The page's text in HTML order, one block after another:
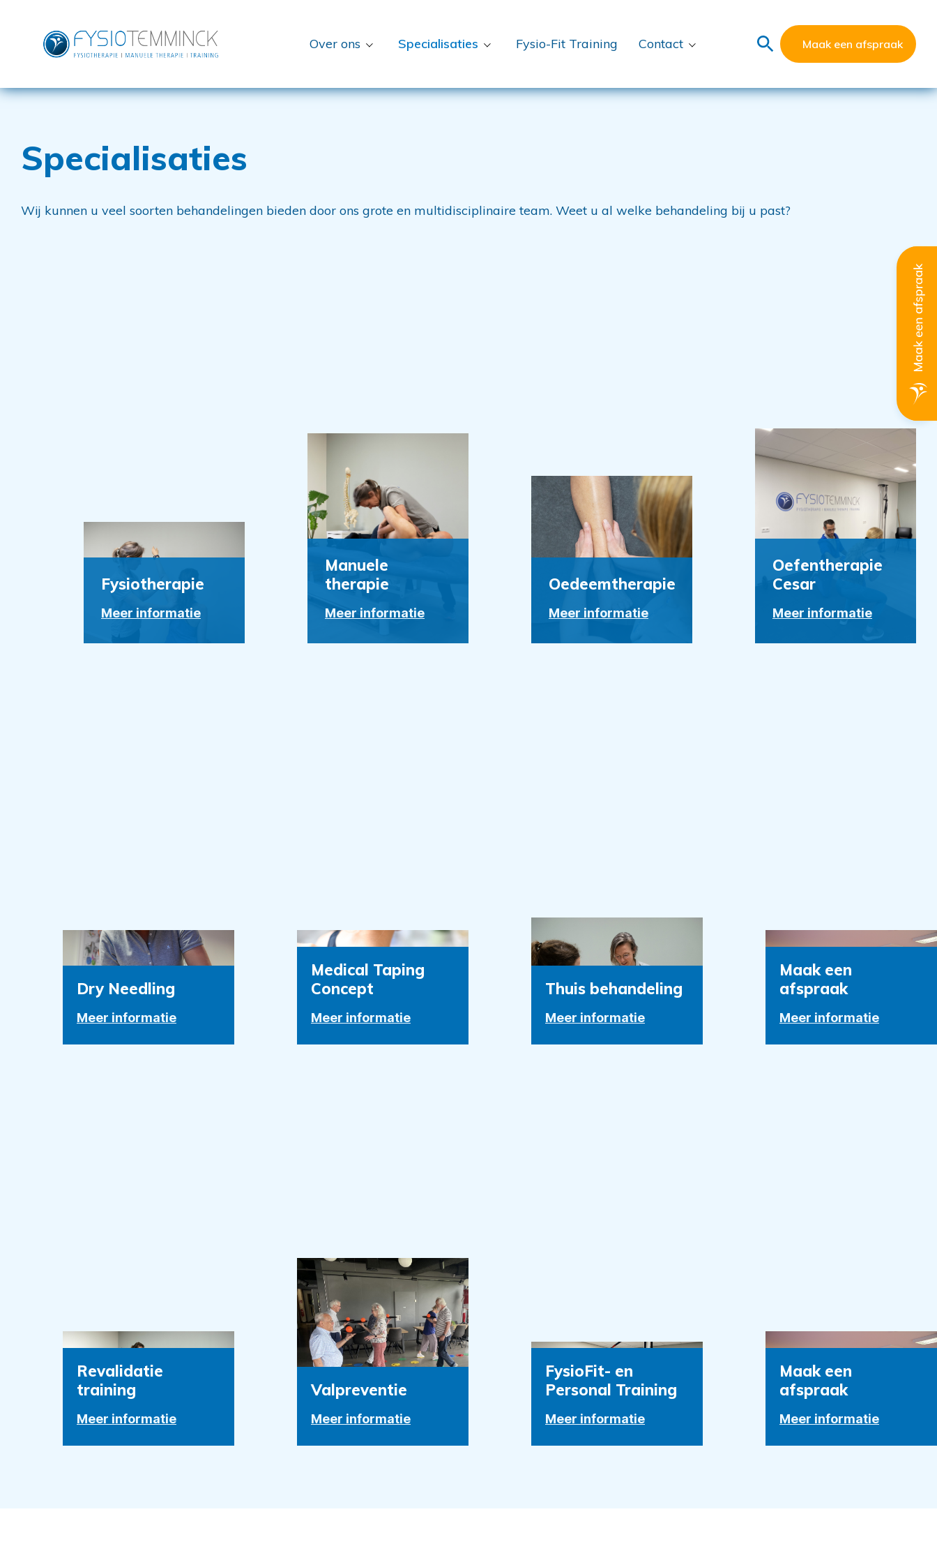
Over ons Specialisaties Fysio-Fit Training Contact Maak een afspraak
Specialisaties
Wij kunnen u veel soorten behandelingen bieden door ons grote en multidisciplinaire team. Weet u al welke behandeling bij u past?
Fysiotherapie
Meer informatie
Manuele
therapie
Meer informatie
Oedeemtherapie
Meer informatie
Oefentherapie
Cesar
Meer informatie
Dry Needling
Meer informatie
Medical Taping
Concept
Meer informatie
Thuis behandeling
Meer informatie
Maak een
afspraak
Meer informatie
Revalidatie
training
Meer informatie
Valpreventie
Meer informatie
FysioFit- en
Personal Training
Meer informatie
Maak een
afspraak
Meer informatie